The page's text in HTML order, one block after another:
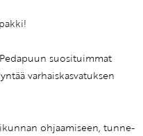
suosituimmat
varhaiskasvatuksen
ohjaamiseen, tunne-